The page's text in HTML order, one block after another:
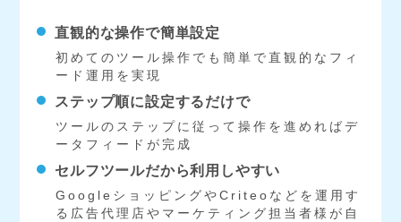
直観的な操作で簡単設定
初めてのツール操作でも簡単で直観的なフィ
ード運用を実現
ステップ順に設定するだけで
ツールのステップに従って操作を進めればデ
ータフィードが完成
セルフツールだから利用しやすい
GoogleショッピングやCriteoなどを運用す
る広告代理店やマーケティング担当者様が自